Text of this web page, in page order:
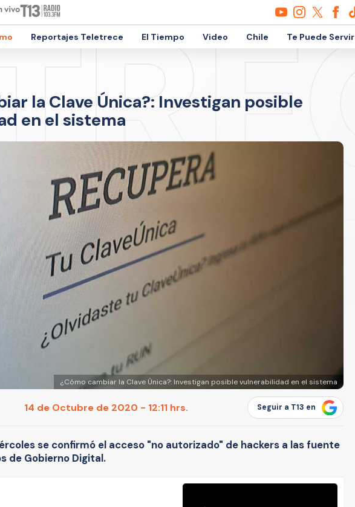
Reportajes Teletrece El Tiempo Video Chile Te Puede Servir
la Clave Única?: Investigan posible
en el sistema
¿Cómo cambiar la Clave Única?: Investigan posible vulnerabilidad en el sistema
14 de Octubre de 2020 - 12:11 hrs. Seguir a T13 en
se confirmó el acceso "no autorizado" de hackers a las fuente
de Gobierno Digital.